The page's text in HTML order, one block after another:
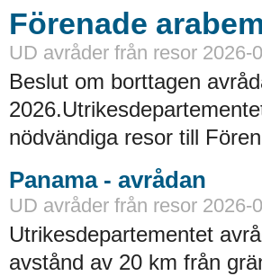
Förenade
UD avråder från resor 2026-
Beslut om borttagen
nödvändiga resor till
Panama - avrådan
UD avråder från resor 2026-
Utrikesdepartementet
avstånd av 20 km från